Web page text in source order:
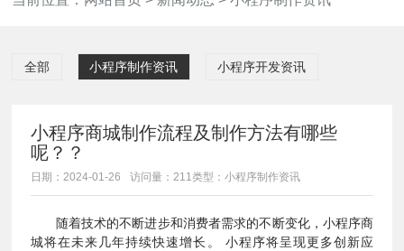
全部 小程序制作资讯 小程序开发资讯
小程序商城制作流程及制作方法有哪些
呢？？
日期：2024-01-26 访问量：211类型：小程序制作资讯
随着技术的不断进步和消费者需求的不断变化，小程序商
城将在未来几年持续快速增长。 小程序将呈现更多创新应